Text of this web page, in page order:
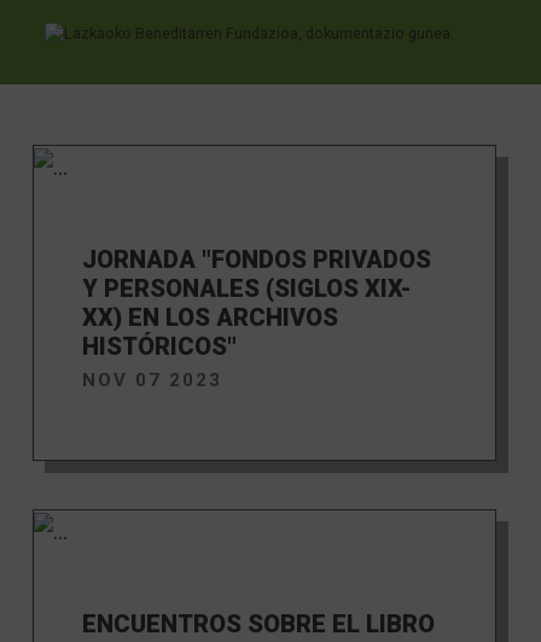
JORNADA "FONDOS PRIVADOS
Y PERSONALES (SIGLOS XIX-
XX) EN LOS ARCHIVOS
HISTÓRICOS"
NOV 07 2023
ENCUENTROS SOBRE EL LIBRO